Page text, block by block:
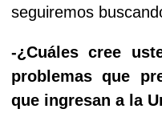
seguiremos
-¿Cuáles cree
problemas que
que ingresan a la